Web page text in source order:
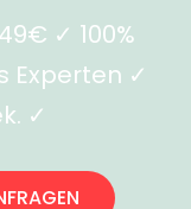
✓ 100%
Experten ✓
✓